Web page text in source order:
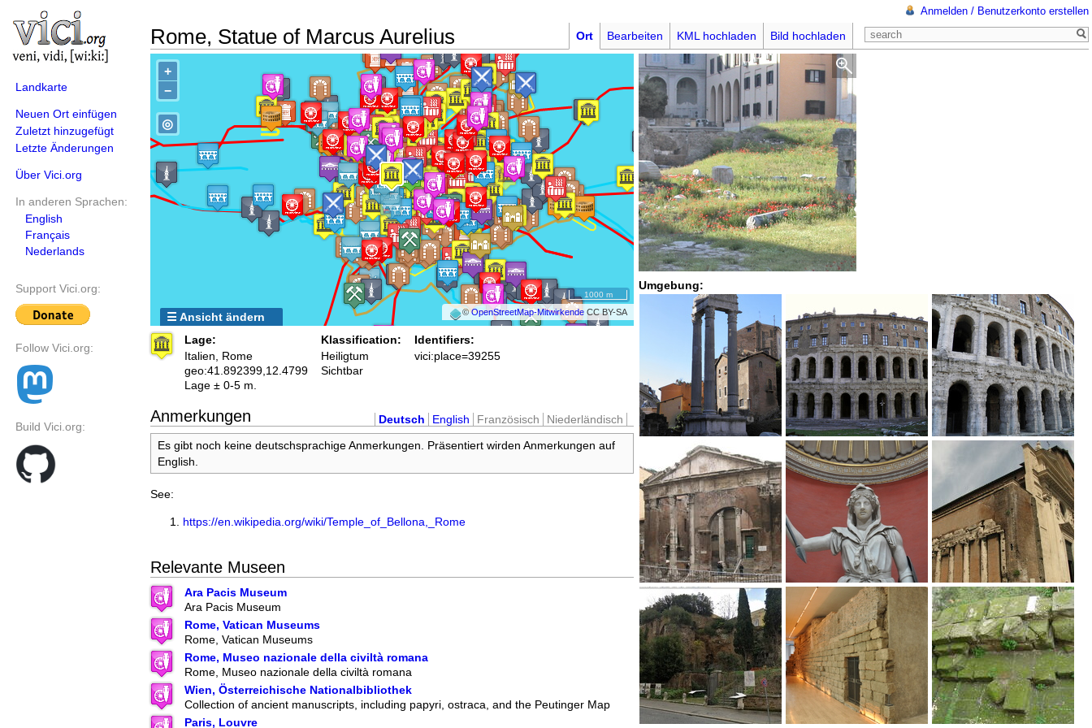
Landkarte
Neuen Ort einfügen
Zuletzt hinzugefügt
Letzte Änderungen
Über Vici.org
In anderen Sprachen:
English
Français
Nederlands
Support Vici.org:
Follow Vici.org:
Build Vici.org:
Rome, Statue of Marcus Aurelius
Anmelden / Benutzerkonto erstellen
Ort Bearbeiten KML hochladen Bild hochladen
+
−
©OpenStreetMap-Mitwirkende CC BY-SA
◎
1000 m
☰ Ansicht ändern
Umgebung:
Lage:
Italien, Rome
geo:41.892399,12.4799
Lage ± 0-5 m.
Klassification:
Heiligtum
Sichtbar
Identifiers:
vici:place=39255
Anmerkungen Deutsch English Französisch
Niederländisch
Es gibt noch keine deutschsprachige Anmerkungen. Präsentiert wirden Anmerkungen auf
English.
See:
https://en.wikipedia.org/wiki/Temple_of_Bellona,_Rome
Relevante Museen
Ara Pacis Museum
Ara Pacis Museum
Rome, Vatican Museums
Rome, Vatican Museums
Rome, Museo nazionale della civiltà romana
Rome, Museo nazionale della civiltà romana
Wien, Österreichische Nationalbibliothek
Collection of ancient manuscripts, including papyri, ostraca, and the Peutinger Map
Paris, Louvre